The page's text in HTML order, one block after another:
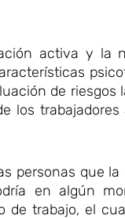
activa y la
de riesgos
los trabajadores
personas que
en algún
de trabajo, el